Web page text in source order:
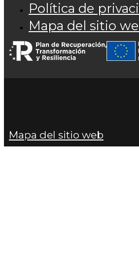
Política de
Mapa del sitio
Mapa del sitio web